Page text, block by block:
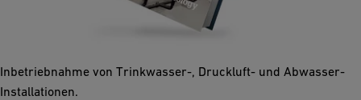
Planen – Bauen – Betreiben: die Haustechnik-
Planungsgrundlagen sind das Fachwerk über den gesamten
Inbetriebnahme von Trinkwasser-, Druckluft- und Abwasser-
Installationen.